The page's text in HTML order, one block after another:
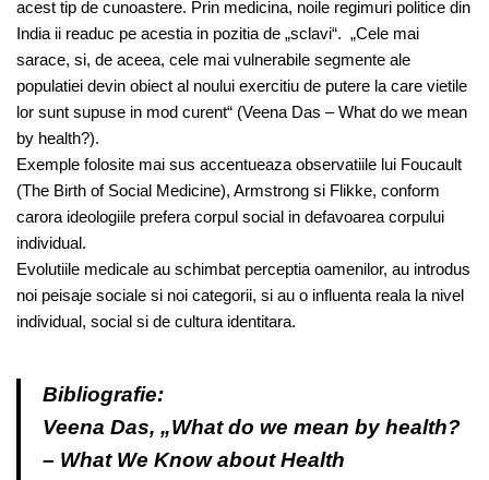
acest tip de cunoastere. Prin medicina, noile regimuri politice din
India ii readuc pe acestia in pozitia de „sclavi“. „Cele mai
sarace, si, de aceea, cele mai vulnerabile segmente ale
populatiei devin obiect al noului exercitiu de putere la care vietile
lor sunt supuse in mod curent“ (Veena Das – What do we mean
by health?).
Exemple folosite mai sus accentueaza observatiile lui Foucault
(The Birth of Social Medicine), Armstrong si Flikke, conform
carora ideologiile prefera corpul social in defavoarea corpului
individual.
Evolutiile medicale au schimbat perceptia oamenilor, au introdus
noi peisaje sociale si noi categorii, si au o influenta reala la nivel
individual, social si de cultura identitara.
Bibliografie:
Veena Das, „What do we mean by health?
– What We Know about Health